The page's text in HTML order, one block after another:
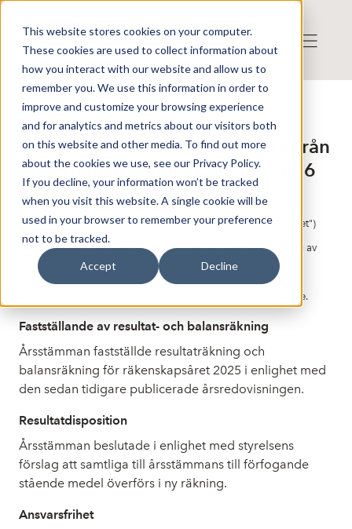
This website stores cookies on your computer.
These cookies are used to collect information about
how you interact with our website and allow us to
remember you. We use this information in order to
improve and customize your browsing experience
and for analytics and metrics about our visitors both
on this website and other media. To find out more
about the cookies we use, see our Privacy Policy.
If you decline, your information won’t be tracked
when you visit this website. A single cookie will be
used in your browser to remember your preference
not to be tracked.
Accept Decline
Press release from Companies
Published: 2026-05-22 11:04:41
White Pebbles AB: Kommuniké från
årsstämman i White Pebbles 2026
Årsstämman i White Pebbles AB ("White Pebbles" eller "Bolaget")
hölls i dag den 22 maj 2026. Nedan finns en sammanställning av
aktieägarnas beslut. För mer information, se kallelse och
årsredovisning som finns tillgängliga på www.whitepebbles.se.
Fastställande av resultat- och balansräkning
Årsstämman fastställde resultaträkning och
balansräkning för räkenskapsåret 2025 i enlighet med
den sedan tidigare publicerade årsredovisningen.
Resultatdisposition
Årsstämman beslutade i enlighet med styrelsens
förslag att samtliga till årsstämmans till förfogande
stående medel överförs i ny räkning.
Ansvarsfrihet